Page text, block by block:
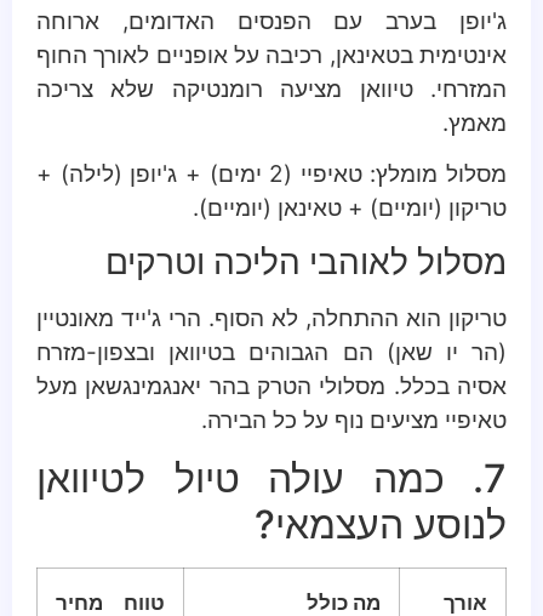
ג'יופן בערב עם הפנסים האדומים, ארוחה
אינטימית בטאינאן, רכיבה על אופניים לאורך החוף
המזרחי. טיוואן מציעה רומנטיקה שלא צריכה
מאמץ.
מסלול מומלץ: טאיפיי (2 ימים) + ג'יופן (לילה) +
טריקון (יומיים) + טאינאן (יומיים).
מסלול לאוהבי הליכה וטרקים
טריקון הוא ההתחלה, לא הסוף. הרי ג'ייד מאונטיין
(הר יו שאן) הם הגבוהים בטיוואן ובצפון-מזרח
אסיה בכלל. מסלולי הטרק בהר יאנגמינגשאן מעל
טאיפיי מציעים נוף על כל הבירה.
7. כמה עולה טיול לטיוואן
לנוסע העצמאי?
אורך
מה כולל
טווח מחיר